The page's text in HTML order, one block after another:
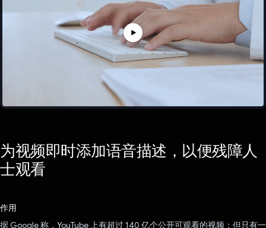
为视频即时添加语音描述，以便残障人
士观看
作用
据 Google 称，YouTube 上有超过 140 亿个公开可观看的视频；但只有一